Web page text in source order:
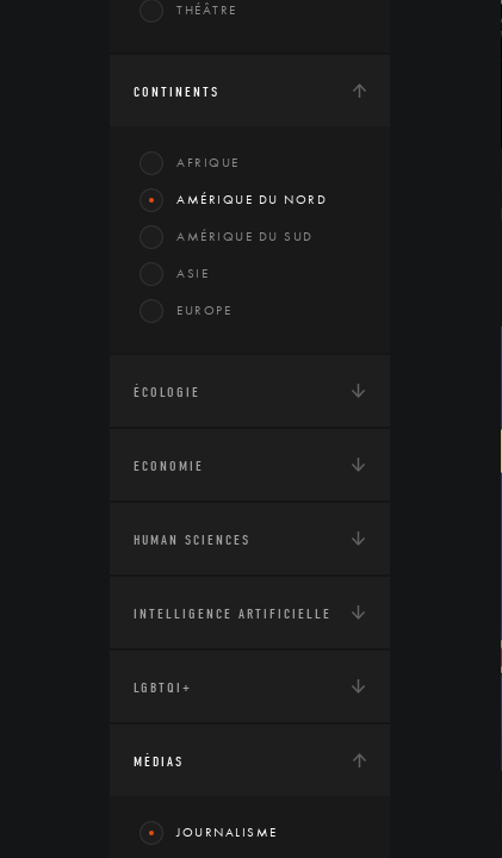
THÉÂTRE
CONTINENTS
AFRIQUE
AMÉRIQUE DU NORD
AMÉRIQUE DU SUD
ASIE
EUROPE
ÉCOLOGIE
ECONOMIE
HUMAN SCIENCES
INTELLIGENCE ARTIFICIELLE
LGBTQI+
MÉDIAS
JOURNALISME